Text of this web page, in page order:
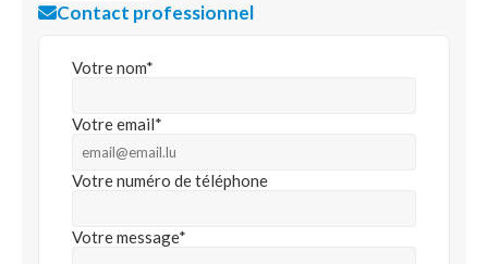
Contact professionnel
Votre nom*
Votre email*
Votre numéro de téléphone
Votre message*